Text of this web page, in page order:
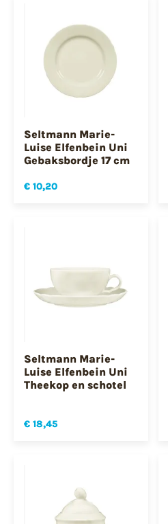
Seltmann Marie-
Luise Elfenbein Uni
Gebaksbordje 17 cm
€ 10,20
Seltmann Marie-
Luise Elfenbein Uni
Theekop en schotel
€ 18,45